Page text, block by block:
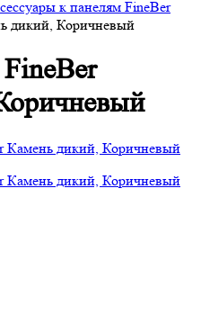
к панелям FineBer
дикий, Коричневый